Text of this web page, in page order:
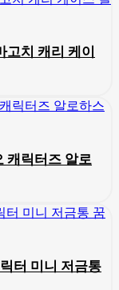
치 캐리 케이
캐릭터즈 알로
터 미니 저금통